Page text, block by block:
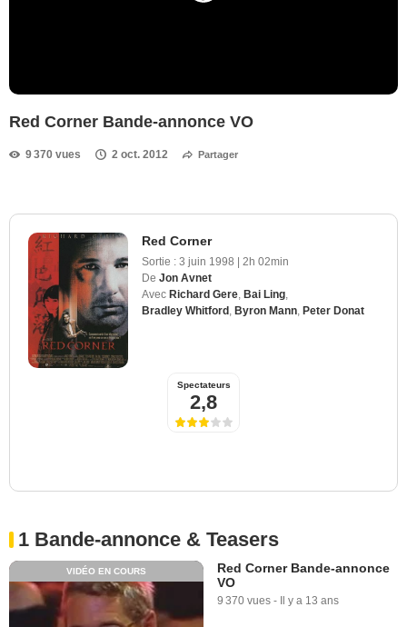
Red Corner Bande-annonce VO
9 370 vues 2 oct. 2012 Partager
Red Corner
Sortie : 3 juin 1998 | 2h 02min
De Jon Avnet
Avec Richard Gere Bai Ling
Bradley Whitford Byron Mann Peter Donat
Spectateurs
2,8
1 Bande-annonce & Teasers
VIDÉO EN COURS
Red Corner Bande-annonce
VO
9 370 vues - Il y a 13 ans